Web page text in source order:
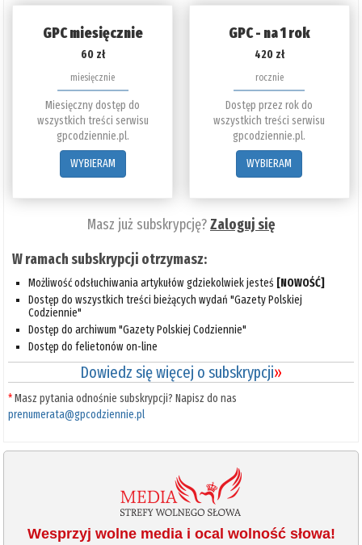
GPC miesięcznie
60 zł
miesięcznie
Miesięczny dostęp do
wszystkich treści serwisu
gpcodziennie.pl.
WYBIERAM
GPC - na 1 rok
420 zł
rocznie
Dostęp przez rok do
wszystkich treści serwisu
gpcodziennie.pl.
WYBIERAM
Masz już subskrypcję?Zaloguj się
W ramach subskrypcji otrzymasz:
Możliwość odsłuchiwania artykułów gdziekolwiek jesteś [NOWOŚĆ]
Dostęp do wszystkich treści bieżących wydań "Gazety Polskiej
Codziennie"
Dostęp do archiwum "Gazety Polskiej Codziennie"
Dostęp do felietonów on-line
Dowiedz się więcej o subskrypcji»
*Masz pytania odnośnie subskrypcji? Napisz do nas
prenumerata@gpcodziennie.pl
Wesprzyj wolne media i ocal wolność słowa!